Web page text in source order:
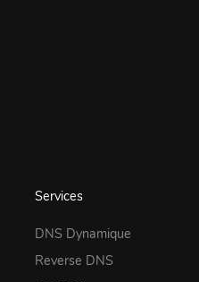
Services
DNS Dynamique
Reverse DNS